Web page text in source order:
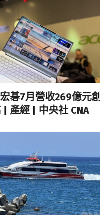
碁7月營收269億元
| 產經 | 中央社 CNA